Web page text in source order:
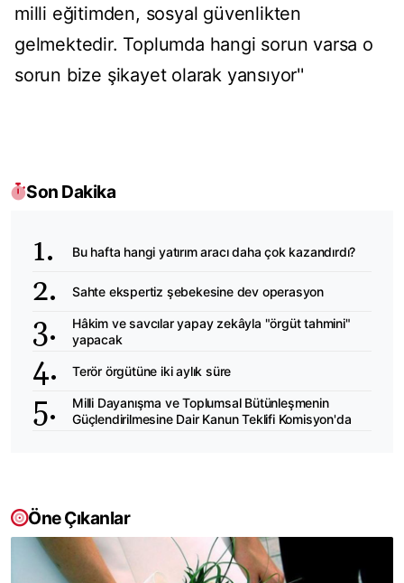
milli eğitimden, sosyal güvenlikten
gelmektedir. Toplumda hangi sorun varsa o
sorun bize şikayet olarak yansıyor''
Son Dakika
Bu hafta hangi yatırım aracı daha çok kazandırdı?
Sahte ekspertiz şebekesine dev operasyon
Hâkim ve savcılar yapay zekâyla "örgüt tahmini"
yapacak
Terör örgütüne iki aylık süre
Milli Dayanışma ve Toplumsal Bütünleşmenin
Güçlendirilmesine Dair Kanun Teklifi Komisyon'da
Öne Çıkanlar